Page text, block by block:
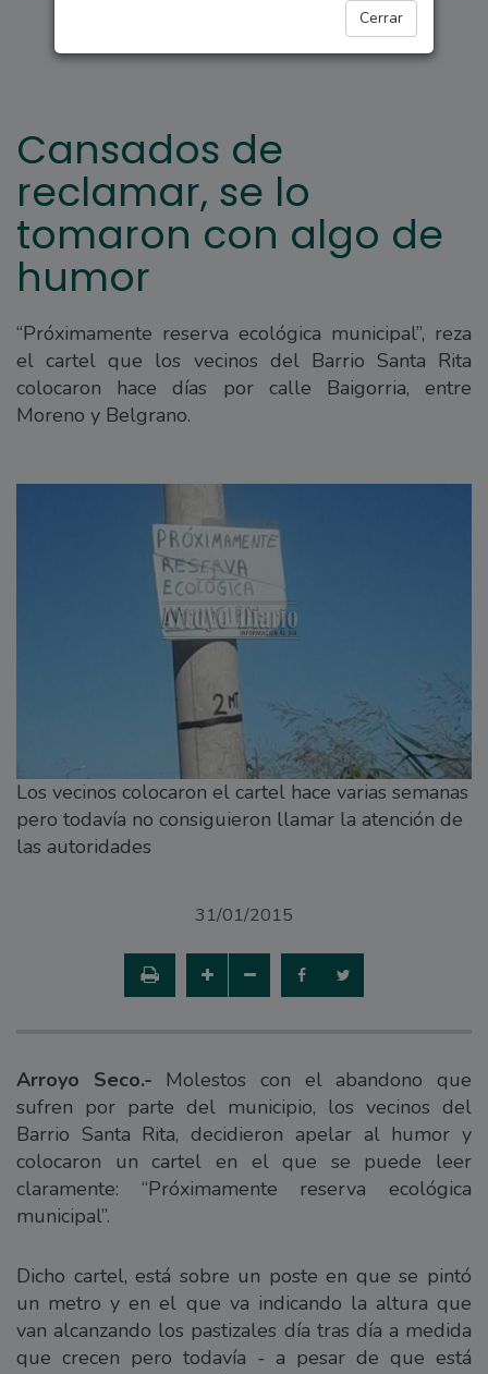
Cerrar
Cansados de
reclamar, se lo
tomaron con algo de
humor
“Próximamente reserva ecológica municipal”, reza
el cartel que los vecinos del Barrio Santa Rita
colocaron hace días por calle Baigorria, entre
Moreno y Belgrano.
Los vecinos colocaron el cartel hace varias semanas
pero todavía no consiguieron llamar la atención de
las autoridades
31/01/2015
Arroyo Seco.- Molestos con el abandono que
sufren por parte del municipio, los vecinos del
Barrio Santa Rita, decidieron apelar al humor y
colocaron un cartel en el que se puede leer
claramente: “Próximamente reserva ecológica
municipal”.
Dicho cartel, está sobre un poste en que se pintó
un metro y en el que va indicando la altura que
van alcanzando los pastizales día tras día a medida
que crecen pero todavía - a pesar de que está